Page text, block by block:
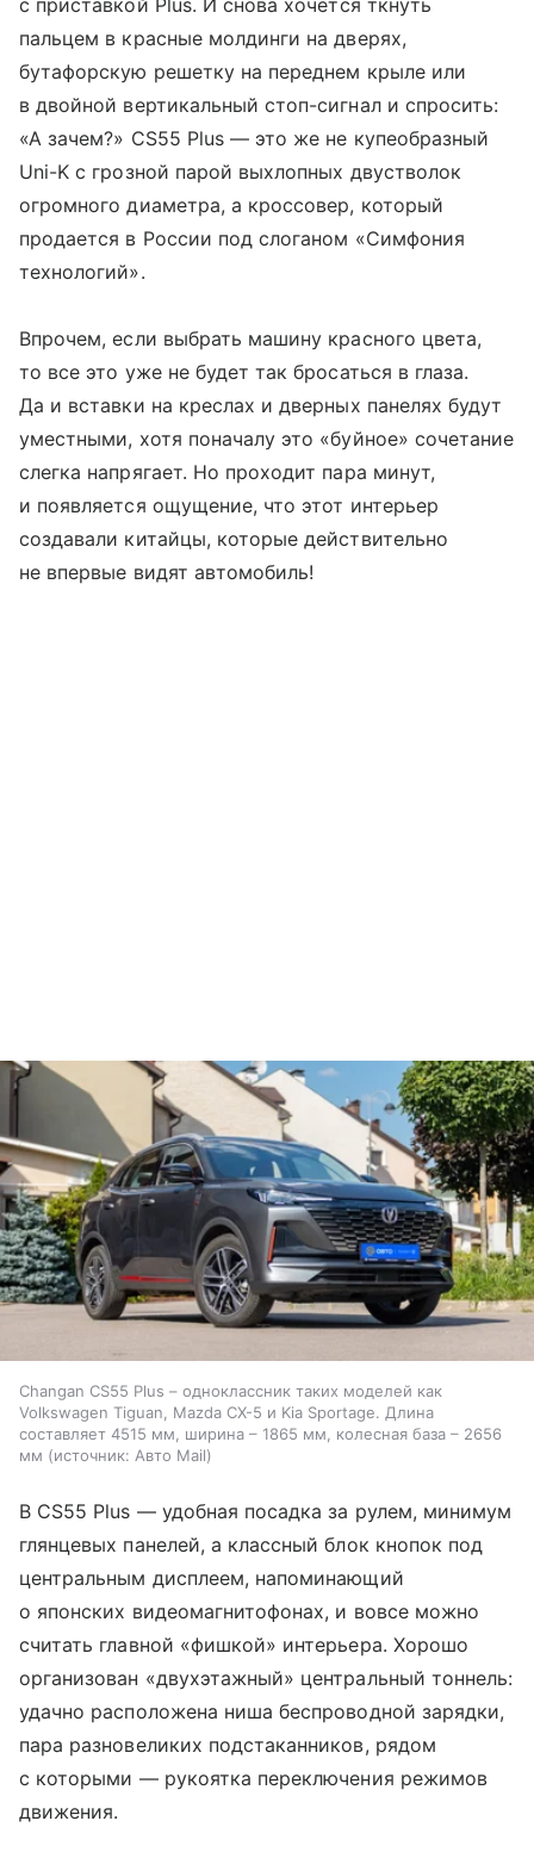
пальцем в красные молдинги на дверях,
бутафорскую решетку на переднем крыле или
в двойной вертикальный стоп-сигнал и спросить:
«А зачем?» CS55 Plus — это же не купеобразный
Uni-K с грозной парой выхлопных двустволок
огромного диаметра, а кроссовер, который
продается в России под слоганом «Симфония
технологий».
Впрочем, если выбрать машину красного цвета,
то все это уже не будет так бросаться в глаза.
Да и вставки на креслах и дверных панелях будут
уместными, хотя поначалу это «буйное» сочетание
слегка напрягает. Но проходит пара минут,
и появляется ощущение, что этот интерьер
создавали китайцы, которые действительно
не впервые видят автомобиль!
Changan CS55 Plus – одноклассник таких моделей как
Volkswagen Tiguan, Mazda CX-5 и Kia Sportage. Длина
составляет 4515 мм, ширина – 1865 мм, колесная база – 2656
мм
источник: Авто Mail
В CS55 Plus — удобная посадка за рулем, минимум
глянцевых панелей, а классный блок кнопок под
центральным дисплеем, напоминающий
о японских видеомагнитофонах, и вовсе можно
считать главной «фишкой» интерьера. Хорошо
организован «двухэтажный» центральный тоннель:
удачно расположена ниша беспроводной зарядки,
пара разновеликих подстаканников, рядом
с которыми — рукоятка переключения режимов
движения.